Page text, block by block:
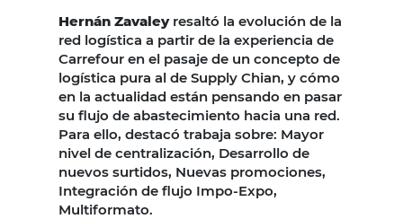
Hernán Zavaley resaltó la evolución de la
red logística a partir de la experiencia de
Carrefour en el pasaje de un concepto de
logística pura al de Supply Chian, y cómo
en la actualidad están pensando en pasar
su flujo de abastecimiento hacia una red.
Para ello, destacó trabaja sobre: Mayor
nivel de centralización, Desarrollo de
nuevos surtidos, Nuevas promociones,
Integración de flujo Impo-Expo,
Multiformato.